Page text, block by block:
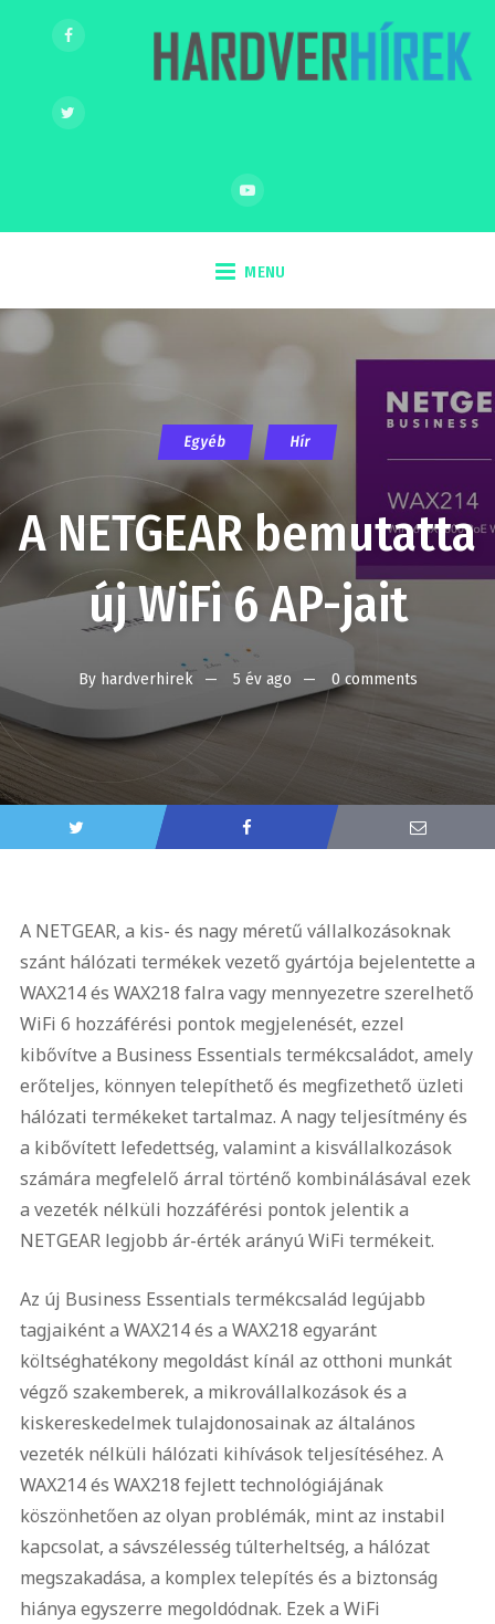
MENU
Egyéb Hír
A NETGEAR bemutatta
új WiFi 6 AP-jait
By hardverhirek 5 év ago 0 comments
A NETGEAR, a kis- és nagy méretű vállalkozásoknak
szánt hálózati termékek vezető gyártója bejelentette a
WAX214 és WAX218 falra vagy mennyezetre szerelhető
WiFi 6 hozzáférési pontok megjelenését, ezzel
kibővítve a Business Essentials termékcsaládot, amely
erőteljes, könnyen telepíthető és megfizethető üzleti
hálózati termékeket tartalmaz. A nagy teljesítmény és
a kibővített lefedettség, valamint a kisvállalkozások
számára megfelelő árral történő kombinálásával ezek
a vezeték nélküli hozzáférési pontok jelentik a
NETGEAR legjobb ár-érték arányú WiFi termékeit.
Az új Business Essentials termékcsalád legújabb
tagjaiként a WAX214 és a WAX218 egyaránt
költséghatékony megoldást kínál az otthoni munkát
végző szakemberek, a mikrovállalkozások és a
kiskereskedelmek tulajdonosainak az általános
vezeték nélküli hálózati kihívások teljesítéséhez. A
WAX214 és WAX218 fejlett technológiájának
köszönhetően az olyan problémák, mint az instabil
kapcsolat, a sávszélesség túlterheltség, a hálózat
megszakadása, a komplex telepítés és a biztonság
hiánya egyszerre megoldódnak. Ezek a WiFi